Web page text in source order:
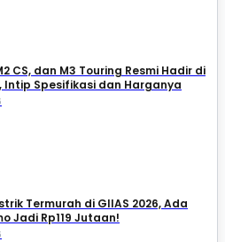
CS, dan M3 Touring Resmi Hadir di
Intip Spesifikasi dan Harganya
Termurah di GIIAS 2026, Ada
Jadi Rp119 Jutaan!